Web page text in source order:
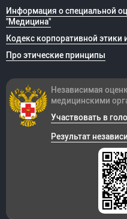
Информация о специальной
"Медицина"
Кодекс корпоративной этики
Про этические принципы
Независимая
медицинскими
Участвовать в
Результат